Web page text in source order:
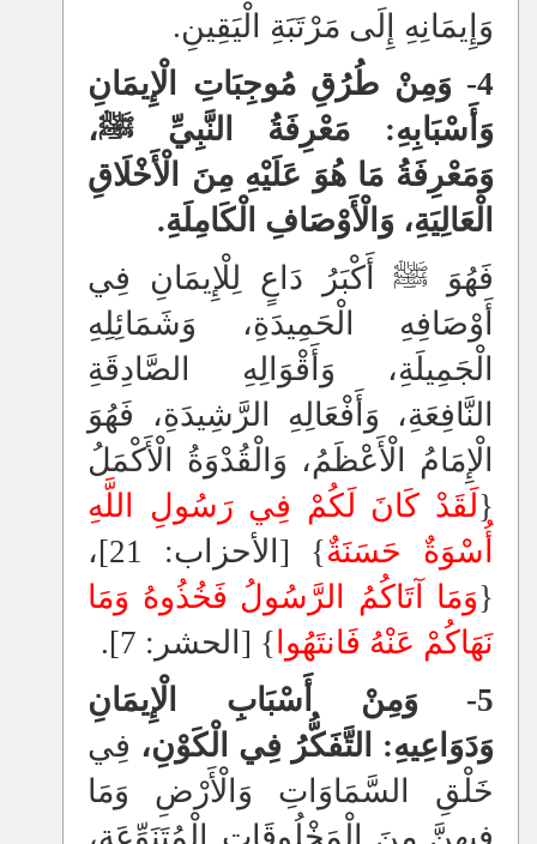
وَإِيمَانِهِ إِلَى مَرْتَبَةِ الْيَقِينِ.
4- وَمِنْ طُرُقِ مُوجِبَاتِ الْإِيمَانِ
وَأَسْبَابِهِ: مَعْرِفَةُ النَّبِيِّ ﷺ،
وَمَعْرِفَةُ مَا هُوَ عَلَيْهِ مِنَ الْأَخْلَاقِ
الْعَالِيَةِ، وَالْأَوْصَافِ الْكَامِلَةِ.
فَهُوَ ﷺ أَكْبَرُ دَاعٍ لِلْإِيمَانِ فِي
أَوْصَافِهِ الْحَمِيدَةِ، وَشَمَائِلِهِ
الْجَمِيلَةِ، وَأَقْوَالِهِ الصَّادِقَةِ
النَّافِعَةِ، وَأَفْعَالِهِ الرَّشِيدَةِ، فَهُوَ
الْإِمَامُ الْأَعْظَمُ، وَالْقُدْوَةُ الْأَكْمَلُ
{لَقَدْ كَانَ لَكُمْ فِي رَسُولِ اللَّهِ
أُسْوَةٌ حَسَنَةٌ
} [الأحزاب: 21]،
{وَمَا آتَاكُمُ الرَّسُولُ فَخُذُوهُ وَمَا
نَهَاكُمْ عَنْهُ فَانتَهُوا } [الحشر: 7].
5- وَمِنْ أَسْبَابِ الْإِيمَانِ
وَدَوَاعِيهِ: التَّفَكُّرُ فِي الْكَوْنِ، فِي
خَلْقِ السَّمَاوَاتِ وَالْأَرْضِ وَمَا
فِيهِنَّ مِنَ الْمَخْلُوقَاتِ الْمُتَنَوِّعَةِ،